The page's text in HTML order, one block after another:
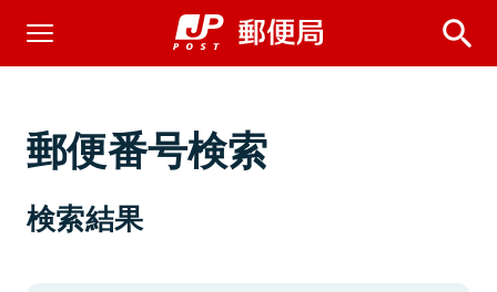
郵便番号検索
検索結果